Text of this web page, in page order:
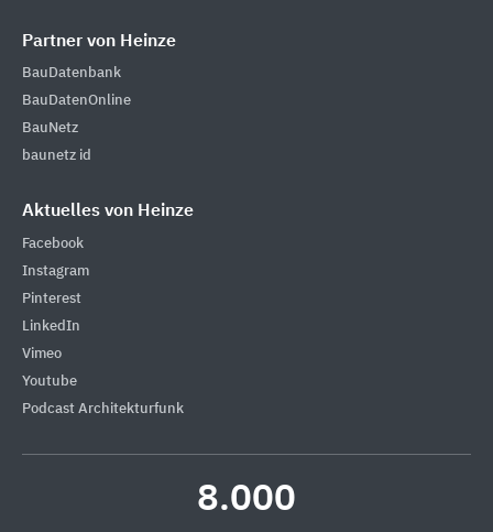
Partner von Heinze
BauDatenbank
BauDatenOnline
BauNetz
baunetz id
Aktuelles von Heinze
Facebook
Instagram
Pinterest
LinkedIn
Vimeo
Youtube
Podcast Architekturfunk
8.000